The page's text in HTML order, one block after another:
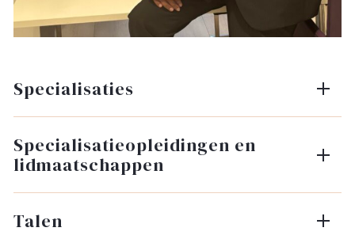
Specialisaties
Specialisatieopleidingen en
lidmaatschappen
Talen